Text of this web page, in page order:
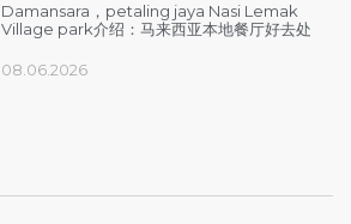
Damansara，petaling jaya Nasi Lemak
Village park介绍：马来西亚本地餐厅好去处
08.06.2026